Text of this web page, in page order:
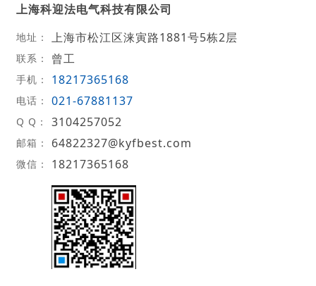
上海科迎法电气科技有限公司
地址： 上海市松江区涞寅路1881号5栋2层
联系： 曾工
手机： 18217365168
电话： 021-67881137
Q Q： 3104257052
邮箱： 64822327@kyfbest.com
微信： 18217365168